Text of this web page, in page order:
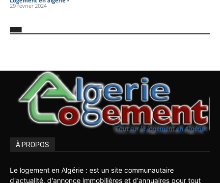
29 février 2024
À PROPOS
Le logement en Algérie : est un site communautaire
d'actualité, d'annonce immobilières et d'annuaires pour tout